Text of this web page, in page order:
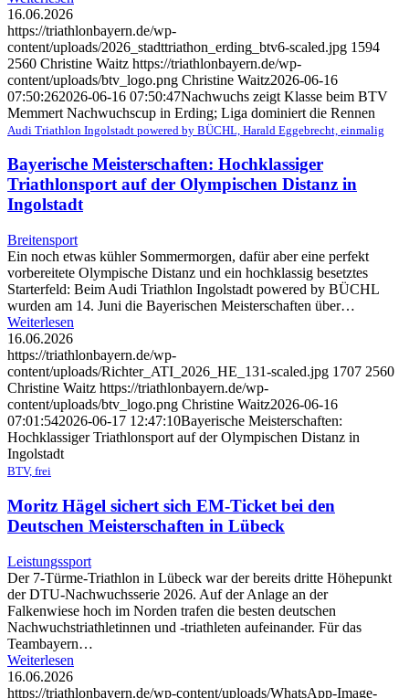
16.06.2026
https://triathlonbayern.de/wp-
content/uploads/2026_stadttriathon_erding_btv6-scaled.jpg 1594
2560 Christine Waitz https://triathlonbayern.de/wp-
content/uploads/btv_logo.png Christine Waitz2026-06-16
07:50:262026-06-16 07:50:47Nachwuchs zeigt Klasse beim BTV
Memmert Nachwuchscup in Erding; Liga dominiert die Rennen
Audi Triathlon Ingolstadt powered by BÜCHL, Harald Eggebrecht, einmalig
Bayerische Meisterschaften: Hochklassiger
Triathlonsport auf der Olympischen Distanz in
Ingolstadt
Breitensport
Ein noch etwas kühler Sommermorgen, dafür aber eine perfekt
vorbereitete Olympische Distanz und ein hochklassig besetztes
Starterfeld: Beim Audi Triathlon Ingolstadt powered by BÜCHL
wurden am 14. Juni die Bayerischen Meisterschaften über…
Weiterlesen
16.06.2026
https://triathlonbayern.de/wp-
content/uploads/Richter_ATI_2026_HE_131-scaled.jpg 1707 2560
Christine Waitz https://triathlonbayern.de/wp-
content/uploads/btv_logo.png Christine Waitz2026-06-16
07:01:542026-06-17 12:47:10Bayerische Meisterschaften:
Hochklassiger Triathlonsport auf der Olympischen Distanz in
Ingolstadt
BTV, frei
Moritz Hägel sichert sich EM-Ticket bei den
Deutschen Meisterschaften in Lübeck
Leistungssport
Der 7-Türme-Triathlon in Lübeck war der bereits dritte Höhepunkt
der DTU-Nachwuchsserie 2026. Auf der Anlage an der
Falkenwiese hoch im Norden trafen die besten deutschen
Nachwuchstriathletinnen und -triathleten aufeinander. Für das
Teambayern…
Weiterlesen
16.06.2026
https://triathlonbayern.de/wp-content/uploads/WhatsApp-Image-